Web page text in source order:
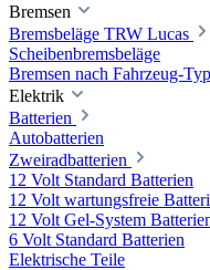
Bremsen
Bremsbeläge TRW Lucas
Scheibenbremsbeläge
Bremsen nach Fahrzeug-Typ
Elektrik
Batterien
Autobatterien
Zweiradbatterien
12 Volt Standard Batterien
12 Volt wartungsfreie
12 Volt Gel-System
6 Volt Standard Batterien
Elektrische Teile